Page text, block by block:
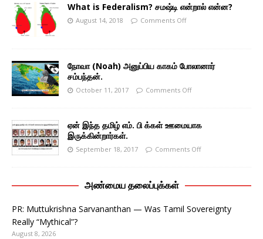
What is Federalism? சமஷ்டி என்றால் என்ன?
August 14, 2018 Comments Off
நோவா (Noah) அனுப்பிய காகம் போலானார்
சம்பந்தன்.
October 11, 2017 Comments Off
ஏன் இந்த தமிழ் எம். பி க்கள் ஊமையாக
இருக்கின்றார்கள்.
September 18, 2017 Comments Off
அண்மைய தலைப்புக்கள்
PR: Muttukrishna Sarvananthan — Was Tamil Sovereignty
Really “Mythical”?
August 8, 2026